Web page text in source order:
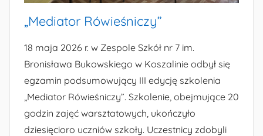
„Mediator Rówieśniczy”
18 maja 2026 r. w Zespole Szkół nr 7 im.
Bronisława Bukowskiego w Koszalinie odbył się
egzamin podsumowujący III edycję szkolenia
„Mediator Rówieśniczy”. Szkolenie, obejmujące 20
godzin zajęć warsztatowych, ukończyło
dziesięcioro uczniów szkoły. Uczestnicy zdobyli